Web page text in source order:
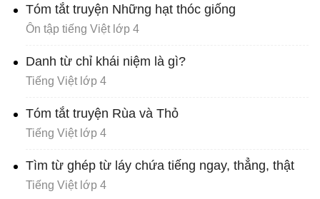
Tóm tắt truyện Những hạt thóc giống
Ôn tập tiếng Việt lớp 4
Danh từ chỉ khái niệm là gì?
Tiếng Việt lớp 4
Tóm tắt truyện Rùa và Thỏ
Tiếng Việt lớp 4
Tìm từ ghép từ láy chứa tiếng ngay, thẳng, thật
Tiếng Việt lớp 4